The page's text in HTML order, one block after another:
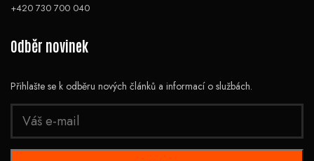
+420 730 700 040
Odběr novinek
Přihlašte se k odběru nových článků a informací o službách.